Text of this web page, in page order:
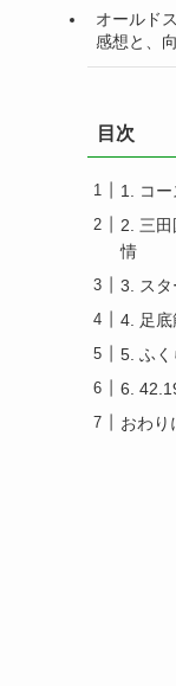
オールド
感想と、
目次
1. コ
2. 三
情
3. スタ
4. 足
5. ふく
6.
おわり